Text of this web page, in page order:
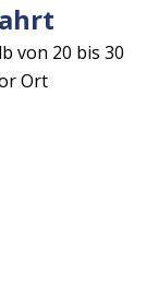
von 20 bis 30
Ort